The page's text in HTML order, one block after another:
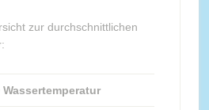
zur durchschnittlichen